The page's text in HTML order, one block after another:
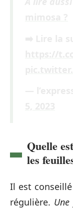
Quelle
les
Il est
régulière.